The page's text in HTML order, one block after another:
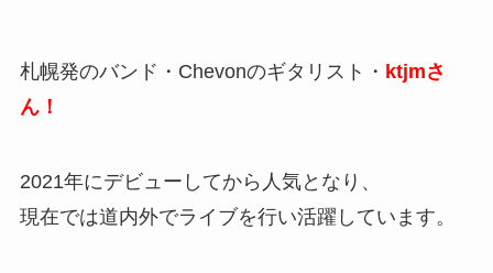
札幌発のバンド・Chevonのギタリスト・ ktjmさ
ん！
2021年にデビューしてから人気となり、
現在では道内外でライブを行い活躍しています。